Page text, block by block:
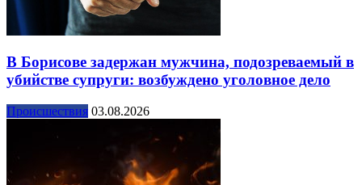
В Борисове задержан мужчина, подозреваемый в
убийстве супруги: возбуждено уголовное дело
Происшествия 03.08.2026